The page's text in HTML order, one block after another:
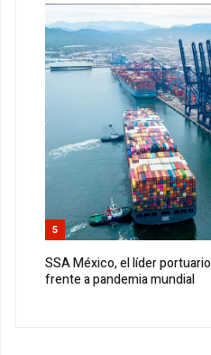
5
SSA México, el líder
frente a pandemia mundial